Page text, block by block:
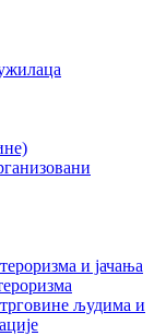
и јачања
људима и